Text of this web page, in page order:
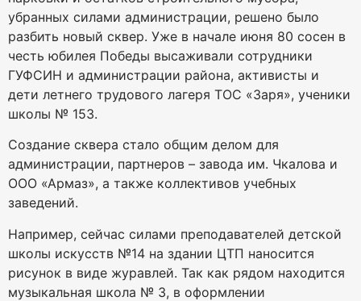
убранных силами администрации, решено было
разбить новый сквер. Уже в начале июня 80 сосен в
честь юбилея Победы высаживали сотрудники
ГУФСИН и администрации района, активисты и
дети летнего трудового лагеря ТОС «Заря», ученики
школы № 153.
Создание сквера стало общим делом для
администрации, партнеров – завода им. Чкалова и
ООО «Армаз», а также коллективов учебных
заведений.
Например, сейчас силами преподавателей детской
школы искусств №14 на здании ЦТП наносится
рисунок в виде журавлей. Так как рядом находится
музыкальная школа № 3, в оформлении